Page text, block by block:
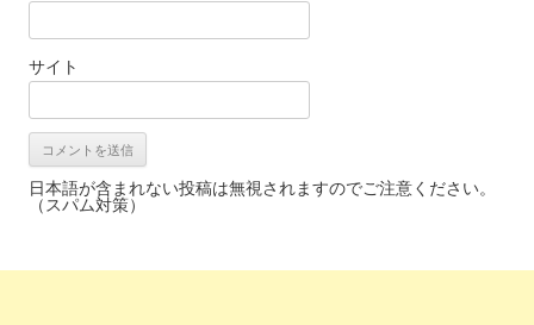
サイト
日本語が含まれない投稿は無視されますのでご注意ください。
（スパム対策）